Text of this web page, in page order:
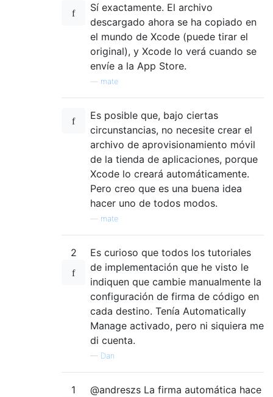
Sí exactamente. El archivo
descargado ahora se ha copiado en
el mundo de Xcode (puede tirar el
original), y Xcode lo verá cuando se
envíe a la App Store.
mate
Es posible que, bajo ciertas
circunstancias, no necesite crear el
archivo de aprovisionamiento móvil
de la tienda de aplicaciones, porque
Xcode lo creará automáticamente.
Pero creo que es una buena idea
hacer uno de todos modos.
mate
2
Es curioso que todos los tutoriales
de implementación que he visto le
indiquen que cambie manualmente la
configuración de firma de código en
cada destino. Tenía Automatically
Manage activado, pero ni siquiera me
di cuenta.
— Dan
1
@andreszs La firma automática hace